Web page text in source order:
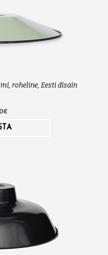
roheline, Eesti disain